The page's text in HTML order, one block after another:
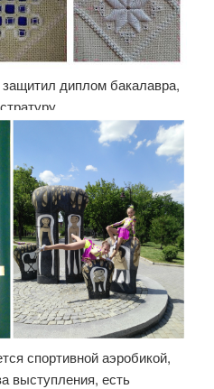
диплом бакалавра,
спортивной аэробикой,
выступления, есть